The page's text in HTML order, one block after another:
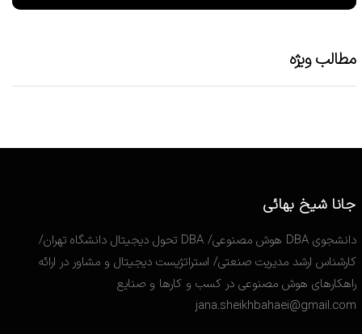
مطالب ویژه
جانا شیخ بهائی
دانشجوی DBA هوش مصنوعی/ DBA تحول دیجیتال دانشگاه تهران/
کارشناس ارشد مدیریت صنعتی/ استراتژیست دیجیتال و مشاور در ارائه
راهکارهای هوش مصنوعی در کسب و کارها و صنایع
jana.sheikhbahaei@gmail.com